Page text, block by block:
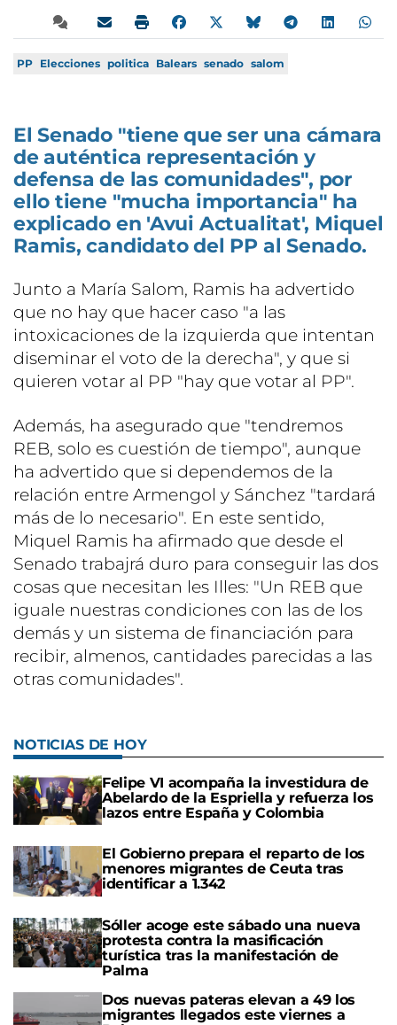
PP Elecciones politica Balears senado salom
El Senado "tiene que ser una cámara
de auténtica representación y
defensa de las comunidades", por
ello tiene "mucha importancia" ha
explicado en 'Avui Actualitat', Miquel
Ramis, candidato del PP al Senado.
Junto a María Salom, Ramis ha advertido
que no hay que hacer caso "a las
intoxicaciones de la izquierda que intentan
diseminar el voto de la derecha", y que si
quieren votar al PP "hay que votar al PP".
Además, ha asegurado que "tendremos
REB, solo es cuestión de tiempo", aunque
ha advertido que si dependemos de la
relación entre Armengol y Sánchez "tardará
más de lo necesario". En este sentido,
Miquel Ramis ha afirmado que desde el
Senado trabajrá duro para conseguir las dos
cosas que necesitan les Illes: "Un REB que
iguale nuestras condiciones con las de los
demás y un sistema de financiación para
recibir, almenos, cantidades parecidas a las
otras comunidades".
NOTICIAS DE HOY
Felipe VI acompaña la investidura de
Abelardo de la Espriella y refuerza los
lazos entre España y Colombia
El Gobierno prepara el reparto de los
menores migrantes de Ceuta tras
identificar a 1.342
Sóller acoge este sábado una nueva
protesta contra la masificación
turística tras la manifestación de
Palma
Dos nuevas pateras elevan a 49 los
migrantes llegados este viernes a